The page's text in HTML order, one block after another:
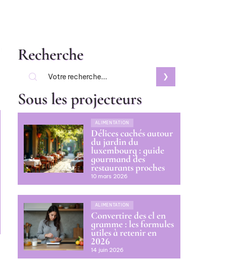
Recherche
Sous les projecteurs
ALIMENTATION
Délices cachés autour
du jardin du
luxembourg : guide
gourmand des
restaurants proches
10 mars 2026
ALIMENTATION
Convertire des cl en
gramme : les formules
utiles à retenir en
2026
14 juin 2026